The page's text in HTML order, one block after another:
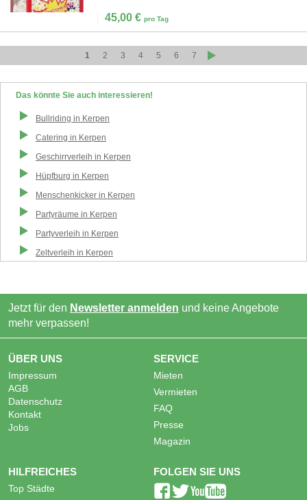
45,00 € pro Tag
1 2 3 4 5 6 7
Das könnte Sie auch interessieren!
Bullriding in Kerpen
Catering in Kerpen
Geschirrverleih in Kerpen
Hüpfburg in Kerpen
Menschenkicker in Kerpen
Partyräume in Kerpen
Partyverleih in Kerpen
Zeltverleih in Kerpen
Jetzt für den Newsletter anmelden und keine Angebote
mehr verpassen!
ÜBER UNS
Impressum
AGB
Datenschutz
Kontakt
Jobs
SERVICE
Mieten
Vermieten
FAQ
Presse
Magazin
HILFREICHES
Top Städte
FOLGEN SIE UNS